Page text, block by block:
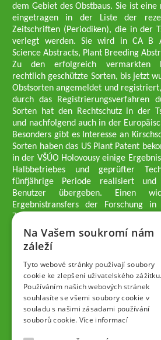
dem Gebiet des Obstbaus. Sie ist
eingetragen in der Liste der
Zeitschriften (Periodiken), die in der
verlegt werden. Sie wird in CA B
Science Abstracts, Plant Breeding
Zu den erfolgreich vermarkten
rechtlich geschützte Sorten, bis jetzt
Obstsorten angemeldet und
durch das Registrierungsverfahren
Sorten hat den Rechtschutz in der
und nachfolgend auch in der
Besonders gibt es Interesse an
Sorten haben das US Plant Patent
in der VŠÚO Holovousy einige
Halbbetriebes und geprüfter
fünfjährige Periode realisiert
Benutzer übergeben. Einen
Ergebnistransfers der Forschung
Züchtungsmethodik dar, die an
professionelle Obstzüchter übergeben
Geschäftsführer der Gesellschaft
Dipl.-Ing. Tomáš Zmeškal
Dipl.-Ing. Jaroslav Vácha
Gesellschafter
Dipl.-Ing. Jan Blažek, CS c.
Dipl.-Ing. Josef Kosina, CS c.
Dipl.-Ing. Václav Ludvík
Na Vašem soukromí nám
záleží
Tyto webové stránky používají soubory
cookie ke zlepšení uživatelského zážitku.
Používáním našich webových stránek
souhlasíte se všemi soubory cookie v
souladu s našimi zásadami používání
souborů cookie. Více informací